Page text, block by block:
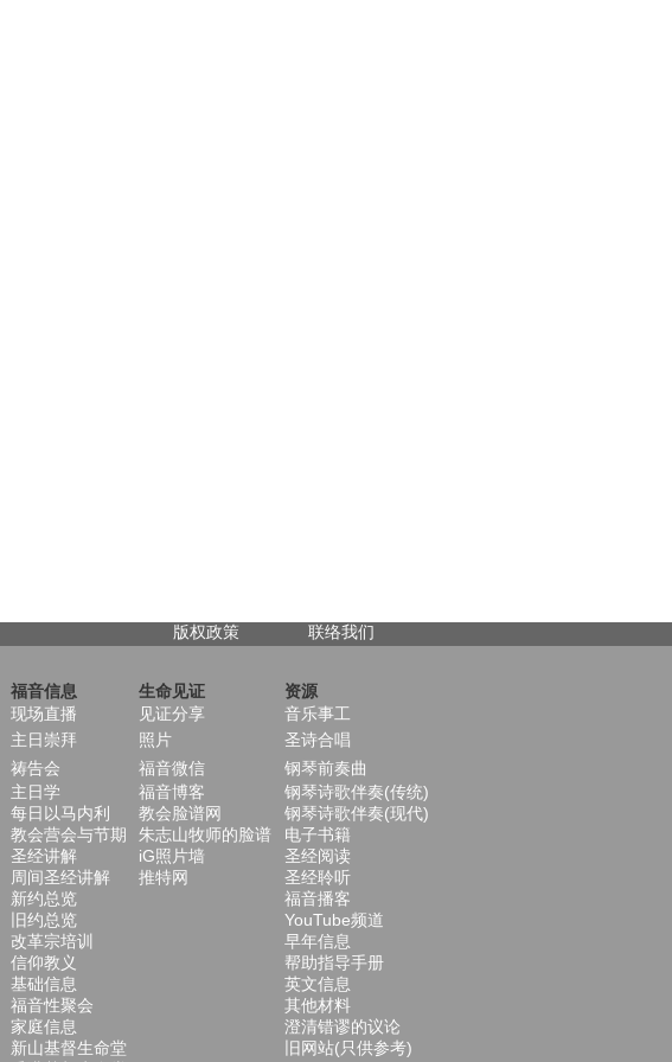
版权政策 联络我们
福音信息 生命见证
资源
现场直播 见证分享
音乐事工
主日崇拜 照片
圣诗合唱
祷告会 福音微信
钢琴前奏曲
主日学 福音博客
钢琴诗歌伴奏(传统)
每日以马内利 教会脸谱网
钢琴诗歌伴奏(现代)
教会营会与节期 朱志山牧师的脸谱
电子书籍
圣经讲解 iG照片墙
圣经阅读
周间圣经讲解 推特网
圣经聆听
新约总览
福音播客
旧约总览
YouTube频道
改革宗培训
早年信息
信仰教义
帮助指导手册
基础信息
英文信息
福音性聚会
其他材料
家庭信息
澄清错谬的议论
新山基督生命堂
旧网站(只供参考)